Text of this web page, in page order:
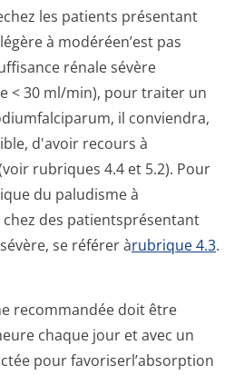
les patients présentant
à modéréen’est pas
rénale sévère
< 30 ml/min), pour traiter un
il conviendra,
d'avoir recours à
rubriques 4.4 et 5.2). Pour
du paludisme à
des patientsprésentant
se référer àrubrique 4.3.
recommandée doit être
chaque jour et avec un
pour favoriserl’ab­sorption